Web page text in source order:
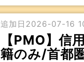
追加日2026-07-16
【PMO】信
籍のみ/首都